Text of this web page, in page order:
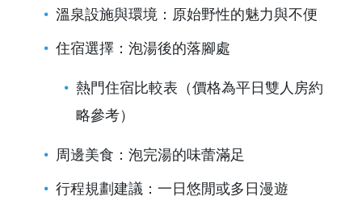
溫泉設施與環境：原始野性的魅力與不便
住宿選擇：泡湯後的落腳處
熱門住宿比較表（價格為平日雙人房約
略參考）
周邊美食：泡完湯的味蕾滿足
行程規劃建議：一日悠閒或多日漫遊